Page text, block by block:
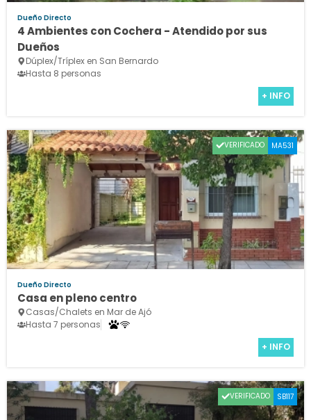
Dueño Directo
4 Ambientes con Cochera - Atendido por sus
Dueños
Dúplex/Tríplex en San Bernardo
Hasta 8 personas
+ INFO
VERIFICADO MA531
Dueño Directo
Casa en pleno centro
Casas/Chalets en Mar de Ajó
Hasta 7 personas
+ INFO
VERIFICADO SB117